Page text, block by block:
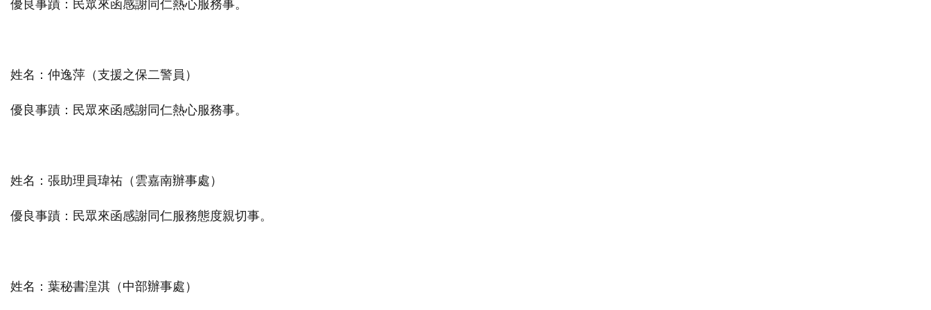
優良事蹟：民眾來函感謝同仁熱心服務事。
姓名：仲逸萍（支援之保二警員）
優良事蹟：民眾來函感謝同仁熱心服務事。
姓名：張助理員瑋祐（雲嘉南辦事處）
優良事蹟：民眾來函感謝同仁服務態度親切事。
姓名：葉秘書湟淇（中部辦事處）